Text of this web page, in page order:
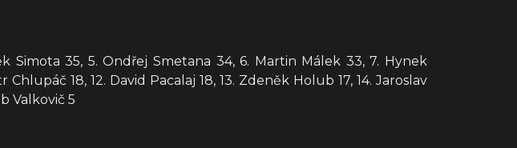
Simota 35, 5. Ondřej Smetana 34, 6. Martin Málek 33, 7. Hynek
18, 12. David Pacalaj 18, 13. Zdeněk Holub 17, 14. Jaroslav
Valkovič 5